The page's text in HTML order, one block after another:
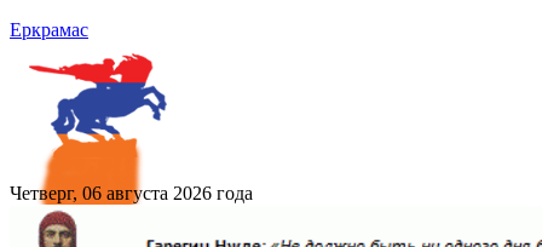
Еркрамас
Четверг, 06 августа 2026 года